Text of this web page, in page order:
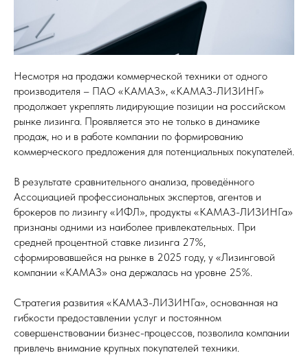
Несмотря на продажи коммерческой техники от одного
производителя – ПАО «КАМАЗ», «КАМАЗ-ЛИЗИНГ»
продолжает укреплять лидирующие позиции на российском
рынке лизинга. Проявляется это не только в динамике
продаж, но и в работе компании по формированию
коммерческого предложения для потенциальных покупателей.
В результате сравнительного анализа, проведённого
Ассоциацией профессиональных экспертов, агентов и
брокеров по лизингу «ИФЛ», продукты «КАМАЗ-ЛИЗИНГа»
признаны одними из наиболее привлекательных. При
средней процентной ставке лизинга 27%,
сформировавшейся на рынке в 2025 году, у «Лизинговой
компании «КАМАЗ» она держалась на уровне 25%.
Стратегия развития «КАМАЗ-ЛИЗИНГа», основанная на
гибкости предоставлении услуг и постоянном
совершенствовании бизнес-процессов, позволила компании
привлечь внимание крупных покупателей техники.